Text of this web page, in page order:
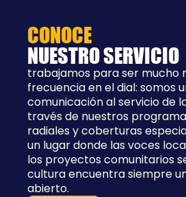
CONOCE
NUESTRO SERVICIO
trabajamos para ser mucho
frecuencia en el dial: somos
comunicación al servicio de
través de nuestros
radiales y coberturas
un lugar donde las voces
los proyectos comunitarios
cultura encuentra siempre
abierto.